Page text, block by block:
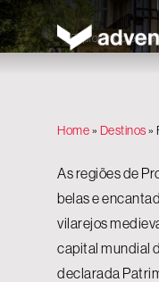
Skip
to
main
content
Explorando
Home» Destinos»
As regiões de
belas e
vilarejos
capital mundial
declarada